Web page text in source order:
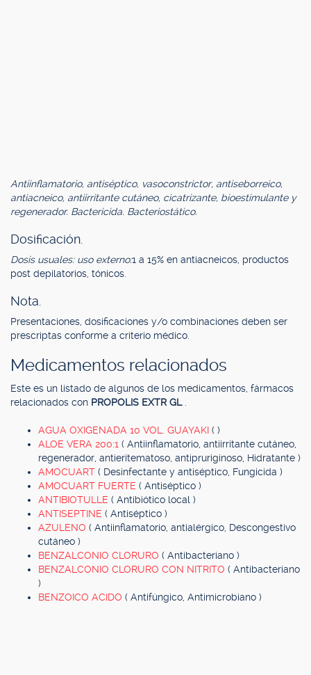
Antiinflamatorio, antiséptico, vasoconstrictor, antiseborreico,
antiacneico, antiirritante cutáneo, cicatrizante, bioestimulante y
regenerador. Bactericida. Bacteriostático.
Dosificación.
Dosis usuales: uso externo:1 a 15% en antiacneicos, productos
post depilatorios, tónicos.
Nota.
Presentaciones, dosificaciones y/o combinaciones deben ser
prescriptas conforme a criterio médico.
Medicamentos relacionados
Este es un listado de algunos de los medicamentos, fármacos
relacionados con PROPOLIS EXTR GL
AGUA OXIGENADA 10 VOL. GUAYAKI ( )
ALOE VERA 200:1 ( Antiinflamatorio, antiirritante cutáneo,
regenerador, antieritematoso, antipruriginoso, Hidratante )
AMOCUART ( Desinfectante y antiséptico, Fungicida )
AMOCUART FUERTE ( Antiséptico )
ANTIBIOTULLE ( Antibiótico local )
ANTISEPTINE ( Antiséptico )
AZULENO ( Antiinflamatorio, antialérgico, Descongestivo
cutáneo )
BENZALCONIO CLORURO ( Antibacteriano )
BENZALCONIO CLORURO CON NITRITO ( Antibacteriano
)
BENZOICO ACIDO ( Antifúngico, Antimicrobiano )